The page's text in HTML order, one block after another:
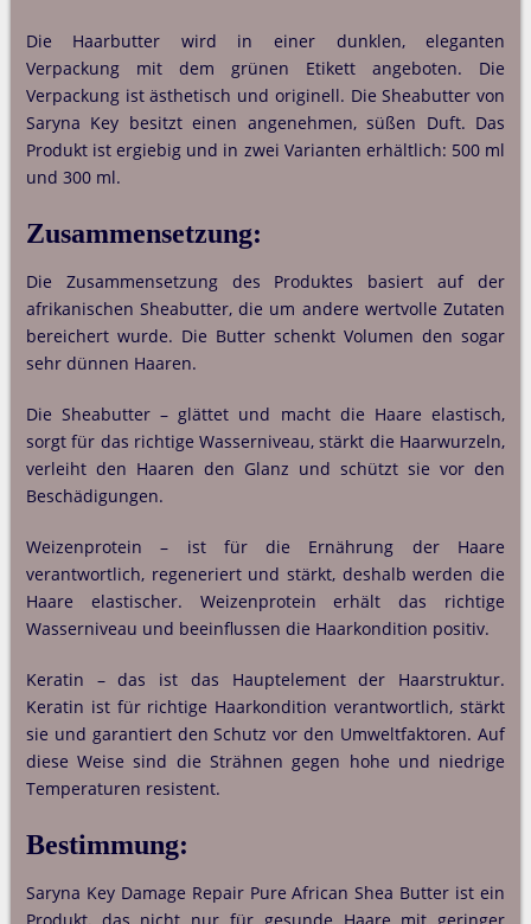
Die Haarbutter wird in einer dunklen, eleganten
Verpackung mit dem grünen Etikett angeboten. Die
Verpackung ist ästhetisch und originell. Die Sheabutter von
Saryna Key besitzt einen angenehmen, süßen Duft. Das
Produkt ist ergiebig und in zwei Varianten erhältlich: 500 ml
und 300 ml.
Zusammensetzung:
Die Zusammensetzung des Produktes basiert auf der
afrikanischen Sheabutter, die um andere wertvolle Zutaten
bereichert wurde. Die Butter schenkt Volumen den sogar
sehr dünnen Haaren.
Die Sheabutter – glättet und macht die Haare elastisch,
sorgt für das richtige Wasserniveau, stärkt die Haarwurzeln,
verleiht den Haaren den Glanz und schützt sie vor den
Beschädigungen.
Weizenprotein – ist für die Ernährung der Haare
verantwortlich, regeneriert und stärkt, deshalb werden die
Haare elastischer. Weizenprotein erhält das richtige
Wasserniveau und beeinflussen die Haarkondition positiv.
Keratin – das ist das Hauptelement der Haarstruktur.
Keratin ist für richtige Haarkondition verantwortlich, stärkt
sie und garantiert den Schutz vor den Umweltfaktoren. Auf
diese Weise sind die Strähnen gegen hohe und niedrige
Temperaturen resistent.
Bestimmung:
Saryna Key Damage Repair Pure African Shea Butter ist ein
Produkt, das nicht nur für gesunde Haare mit geringer